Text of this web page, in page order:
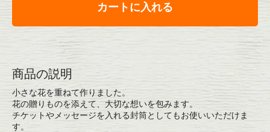
カートに入れる
商品の説明
小さな花を重ねて作りました。
花の贈りものを添えて、大切な想いを包みます。
チケットやメッセージを入れる封筒としてもお使いいただけま
す。